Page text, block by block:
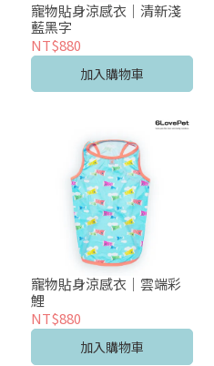
寵物貼身涼感衣｜清新淺
藍黑字
NT$880
加入購物車
寵物貼身涼感衣｜雲端彩
鯉
NT$880
加入購物車